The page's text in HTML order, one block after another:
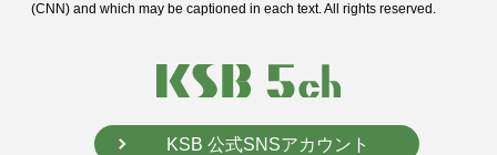
(CNN) and which may be captioned in each text. All rights reserved.
KSB 公式SNSアカウント